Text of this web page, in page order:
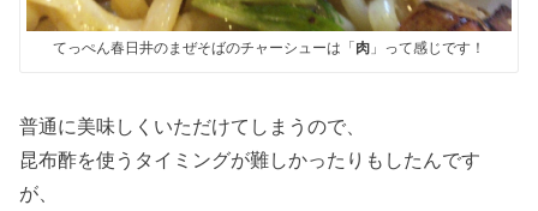
てっぺん春日井のまぜそばのチャーシューは「 肉 」って感じです！
普通に美味しくいただけてしまうので、
昆布酢を使うタイミングが難しかったりもしたんです
が、